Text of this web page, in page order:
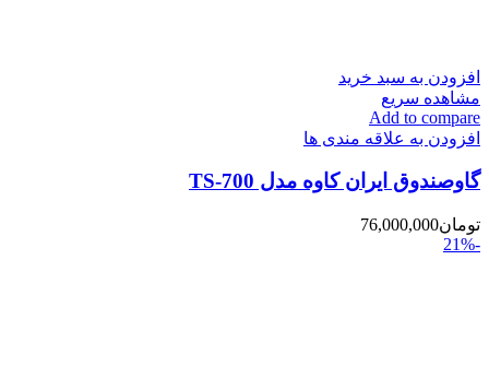
افزودن به سبد خرید
مشاهده سریع
Add to compare
افزودن به علاقه مندی ها
گاوصندوق ایران کاوه مدل TS-700
تومان76,000,000
-21%